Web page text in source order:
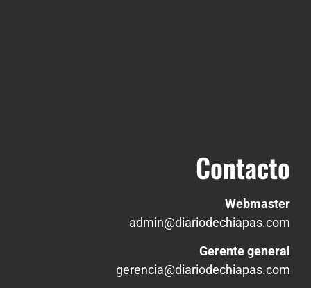
Contacto
Webmaster
admin@diariodechiapas.com
Gerente general
gerencia@diariodechiapas.com